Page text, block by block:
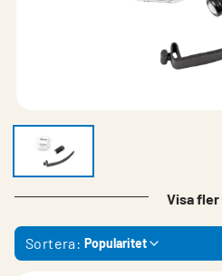
Visa fler
Sortera: Popularitet